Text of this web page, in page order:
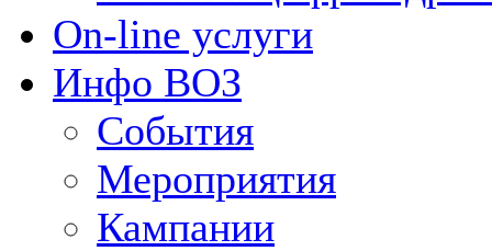
On-line услуги
Инфо ВОЗ
События
Мероприятия
Кампании